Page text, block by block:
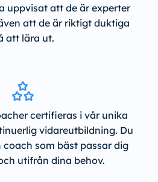
uppvisat att de är experter
att de är riktigt duktiga
att lära ut.
certifieras i vår unika
vidareutbildning. Du
coach som bäst passar dig
utifrån dina behov.